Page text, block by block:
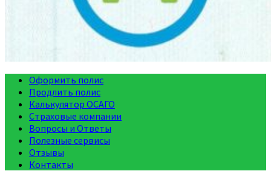
Оформить полис
Продлить полис
Калькулятор ОСАГО
Страховые компании
Вопросы и Ответы
Полезные сервисы
Отзывы
Контакты